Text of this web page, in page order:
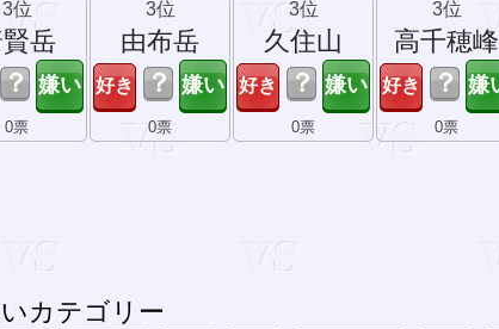
3位
岳
？
0票
3位
由布岳
？
0票
3位
久住山
？
0票
3位
高千穂峰
？
0票
カテゴリー